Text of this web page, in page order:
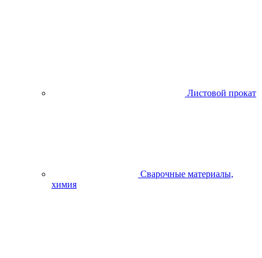
Листовой прокат
Сварочные материалы,
химия